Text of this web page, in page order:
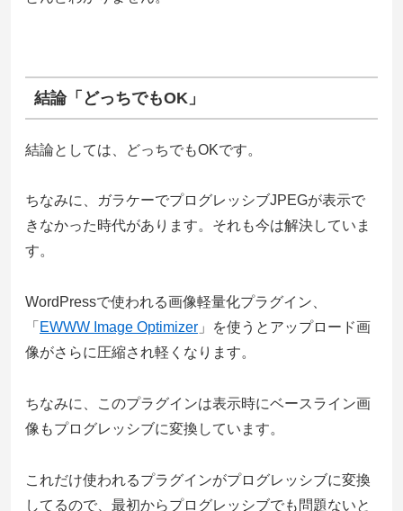
結論「どっちでもOK」
結論としては、どっちでもOKです。
ちなみに、ガラケーでプログレッシブJPEGが表示で
きなかった時代があります。それも今は解決していま
す。
WordPressで使われる画像軽量化プラグイン、
「 EWWW Image Optimizer 」を使うとアップロード画
像がさらに圧縮され軽くなります。
ちなみに、このプラグインは表示時にベースライン画
像もプログレッシブに変換しています。
これだけ使われるプラグインがプログレッシブに変換
してるので、最初からプログレッシブでも問題ないと